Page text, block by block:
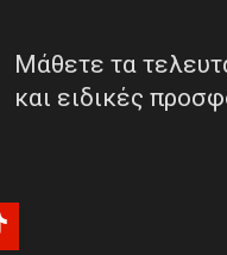
Μάθετε τα
και ειδικές